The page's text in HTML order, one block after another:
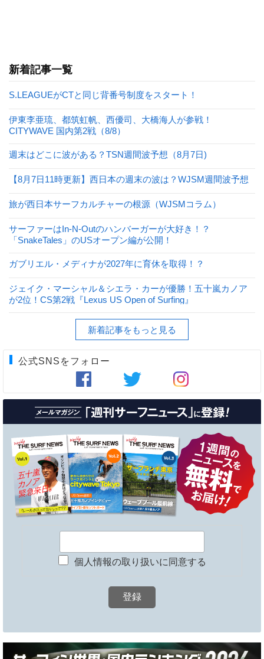
新着記事一覧
S.LEAGUEがCTと同じ背番号制度をスタート！
伊東李亜琉、都筑虹帆、西優司、大橋海人が参戦！
CITYWAVE 国内第2戦（8/8）
週末はどこに波がある？TSN週間波予想（8月7日)
【8月7日11時更新】西日本の週末の波は？WJSM週間波予想
旅が西日本サーフカルチャーの根源（WJSMコラム）
サーファーはIn-N-Outのハンバーガーが大好き！？
「SnakeTales」のUSオープン編が公開！
ガブリエル・メディナが2027年に育休を取得！？
ジェイク・マーシャル＆シエラ・カーが優勝！五十嵐カノア
が2位！CS第2戦『Lexus US Open of Surfing』
新着記事をもっと見る
公式SNSをフォロー
個人情報の取り扱いに同意する